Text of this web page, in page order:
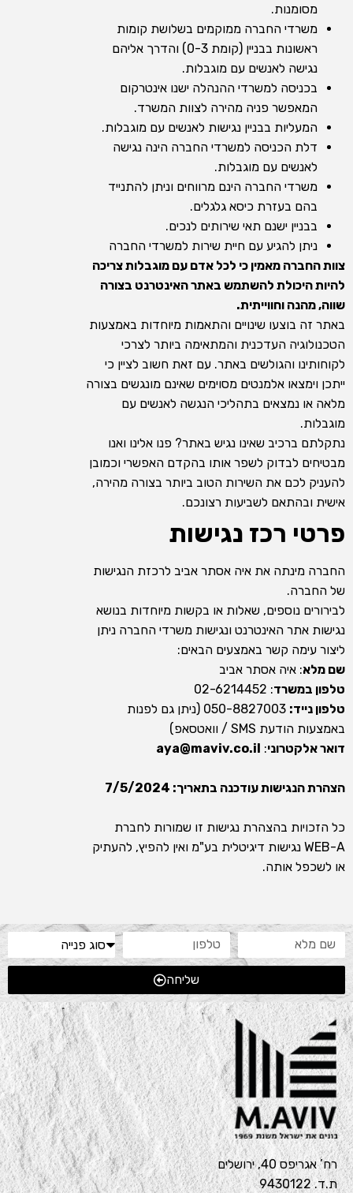
מסומנות.
משרדי החברה ממוקמים בשלושת קומות
ראשונות בבניין (קומת 0-3) והדרך אליהם
נגישה לאנשים עם מוגבלות.
בכניסה למשרדי ההנהלה ישנו אינטרקום
המאפשר פניה מהירה לצוות המשרד.
המעליות בבניין נגישות לאנשים עם מוגבלות.
דלת הכניסה למשרדי החברה הינה נגישה
לאנשים עם מוגבלות.
משרדי החברה הינם מרווחים וניתן להתנייד
בהם בעזרת כיסא גלגלים.
בבניין ישנם תאי שירותים לנכים.
ניתן להגיע עם חיית שירות למשרדי החברה
צוות החברה מאמין כי לכל אדם עם מוגבלות צריכה
להיות היכולת להשתמש באתר האינטרנט בצורה
שווה, מהנה וחווייתית.
באתר זה בוצעו שינויים והתאמות מיוחדות באמצעות
הטכנולוגיה העדכנית והמתאימה ביותר לצרכי
לקוחותינו והגולשים באתר. עם זאת חשוב לציין כי
ייתכן וימצאו אלמנטים מסוימים שאינם מונגשים בצורה
מלאה או נמצאים בתהליכי הנגשה לאנשים עם
מוגבלות.
נתקלתם ברכיב שאינו נגיש באתר? פנו אלינו ואנו
מבטיחים לבדוק לשפר אותו בהקדם האפשרי וכמובן
להעניק לכם את השירות הטוב ביותר בצורה מהירה,
אישית ובהתאם לשביעות רצונכם.
פרטי רכז נגישות
החברה מינתה את איה אסתר אביב לרכזת הנגישות
של החברה.
לבירורים נוספים, שאלות או בקשות מיוחדות בנושא
נגישות אתר האינטרנט ונגישות משרדי החברה ניתן
ליצור עימה קשר באמצעים הבאים:
שם מלא: איה אסתר אביב
טלפון במשרד: 02-6214452
טלפון נייד:
050-8827003 (ניתן גם לפנות
באמצעות הודעת SMS / וואטסאפ)
דואר אלקטרוני:
aya@maviv.co.il
הצהרת הנגישות עודכנה בתאריך: 7/5/2024
כל הזכויות בהצהרת נגישות זו שמורות לחברת
WEB-A נגישות דיגיטלית בע"מ ואין להפיץ, להעתיק
או לשכפל אותה.
שליחה
רח’ אגריפס 40, ירושלים
ת.ד. 9430122